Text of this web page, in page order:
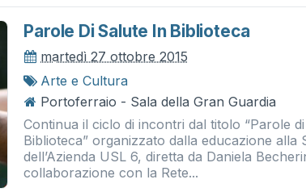
Parole Di Salute In Biblioteca
martedì 27 ottobre 2015
Arte e Cultura
Portoferraio - Sala della Gran Guardia
Continua il ciclo di incontri dal titolo “Parole
Biblioteca” organizzato dalla educazione alla
dell’Azienda USL 6, diretta da Daniela
collaborazione con la Rete...